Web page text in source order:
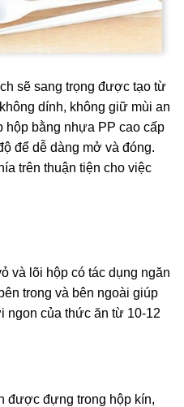
sẽ sang trọng được tạo từ
dính, không giữ mùi an
bằng nhựa PP cao cấp
để dễ dàng mở và đóng.
trên thuận tiện cho việc
và lõi hộp có tác dụng ngăn
trong và bên ngoài giúp
ngon của thức ăn từ 10-12
được đựng trong hộp kín,